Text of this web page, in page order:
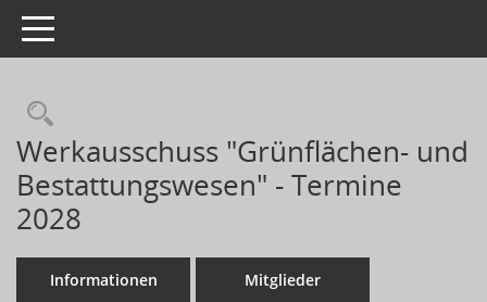
Toggle navigation
Werkausschuss "Grünflächen- und
Bestattungswesen" - Termine
2028
Informationen Mitglieder